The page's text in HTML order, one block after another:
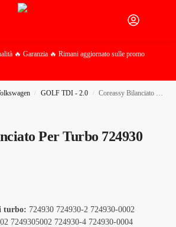
🔥 Garanzia 🔥 Rimani aggiornato sulle promo
/ GOLF TDI - 2.0 / Coreassy Bilanciato Per Turbo 724930 Garrett
Per Turbo 724930
turbo: 724930 724930-2 724930-0002
7249305002 724930-4 724930-0004